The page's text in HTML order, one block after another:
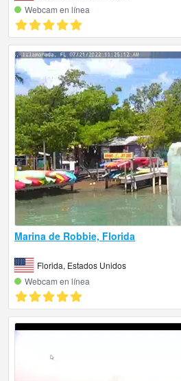
Webcam en línea
Marina de Robbie, Florida
Florida, Estados Unidos
Webcam en línea